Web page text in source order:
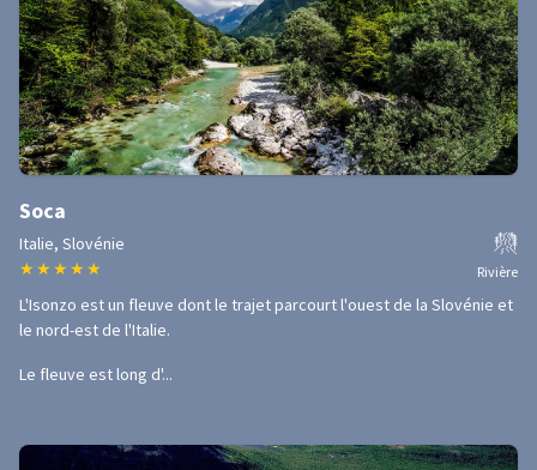
Soca
Italie, Slovénie
★ ★ ★ ★ ★ Rivière
L'Isonzo est un fleuve dont le trajet parcourt l'ouest de la Slovénie et
le nord-est de l'Italie.
Le fleuve est long d'...